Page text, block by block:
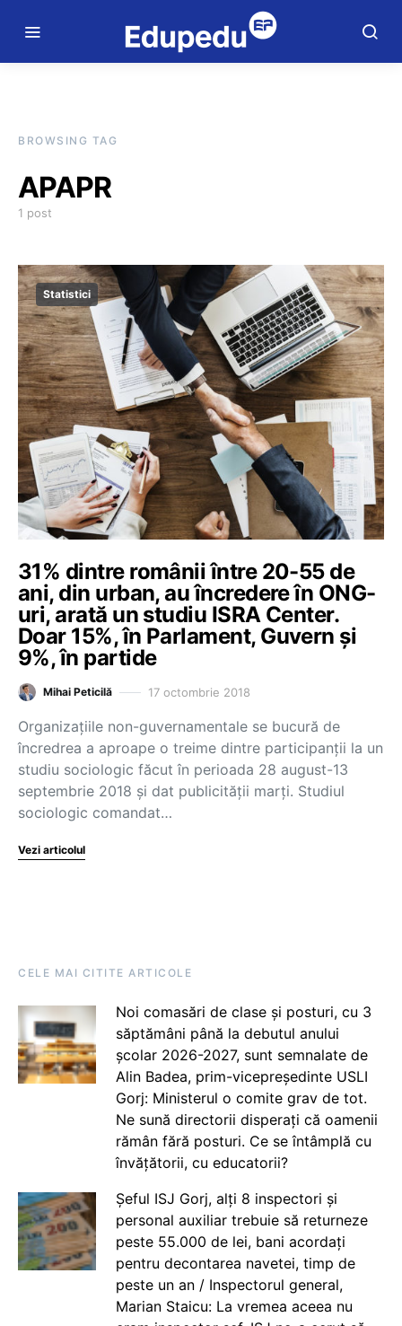
BROWSING TAG
APAPR
1 post
Statistici
31% dintre românii între 20-55 de
ani, din urban, au încredere în ONG-
uri, arată un studiu ISRA Center.
Doar 15%, în Parlament, Guvern și
9%, în partide
Mihai Peticilă 17 octombrie 2018
Organizațiile non-guvernamentale se bucură de
încredrea a aproape o treime dintre participanții la un
studiu sociologic făcut în perioada 28 august-13
septembrie 2018 și dat publicității marți. Studiul
sociologic comandat…
Vezi articolul
CELE MAI CITITE ARTICOLE
Noi comasări de clase și posturi, cu 3
săptămâni până la debutul anului
școlar 2026-2027, sunt semnalate de
Alin Badea, prim-vicepreședinte USLI
Gorj: Ministerul o comite grav de tot.
Ne sună directorii disperați că oamenii
rămân fără posturi. Ce se întâmplă cu
învățătorii, cu educatorii?
Șeful ISJ Gorj, alți 8 inspectori și
personal auxiliar trebuie să returneze
peste 55.000 de lei, bani acordați
pentru decontarea navetei, timp de
peste un an / Inspectorul general,
Marian Staicu: La vremea aceea nu